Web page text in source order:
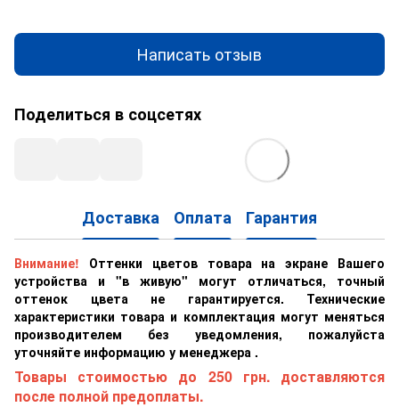
Написать отзыв
Поделиться в соцсетях
Доставка Оплата Гарантия
Внимание!
Оттенки цветов товара на экране Вашего
устройства и "в живую" могут отличаться, точный
оттенок цвета не гарантируется. Технические
характеристики товара и комплектация могут меняться
производителем без уведомления, пожалуйста
уточняйте информацию у менеджера .
Товары стоимостью до 250 грн. доставляются
после полной предоплаты.